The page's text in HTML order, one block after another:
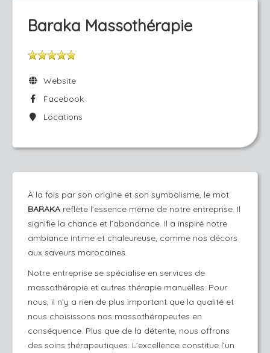
Baraka Massothérapie
Website
Facebook
Locations
À la fois par son origine et son symbolisme, le mot
BARAKA reflète l’essence même de notre entreprise. Il
signifie la chance et l’abondance. Il a inspiré notre
ambiance intime et chaleureuse, comme nos décors
aux saveurs marocaines.
Notre entreprise se spécialise en services de
massothérapie et autres thérapie manuelles. Pour
nous, il n’y a rien de plus important que la qualité et
nous choisissons nos massothérapeutes en
conséquence. Plus que de la détente, nous offrons
des soins thérapeutiques. L’excellence constitue l’un